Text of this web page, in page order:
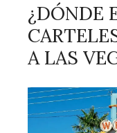
¿DÓNDE
A LAS